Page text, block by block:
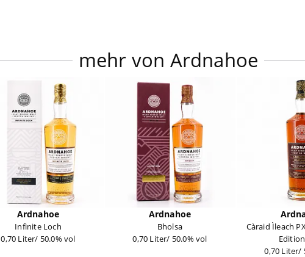
mehr von Ardnahoe
Ardnahoe
Infinite Loch
0,70 Liter/ 50.0% vol
Ardnahoe
Bholsa
0,70 Liter/ 50.0% vol
Càraid Ìleach
0,70 Liter/